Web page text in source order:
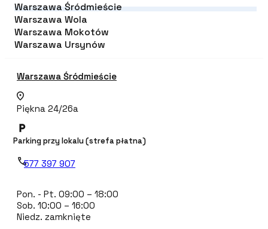
Warszawa Śródmieście
Warszawa Wola
Warszawa Mokotów
Warszawa Ursynów
Warszawa Śródmieście
Piękna 24/26a
Parking przy lokalu (strefa płatna)
577 397 907
Pon. - Pt. 09:00 – 18:00
Sob. 10:00 – 16:00
Niedz. zamknięte